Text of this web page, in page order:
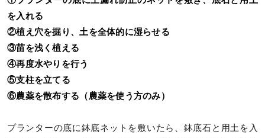
を入れる
②植え穴を掘り、土を全体的に湿らせる
③苗を浅く植える
④再度水やりを行う
⑤支柱を立てる
⑥農薬を散布する（農薬を使う方のみ）
プランターの底に鉢底ネットを敷いたら、鉢底石と用土を入